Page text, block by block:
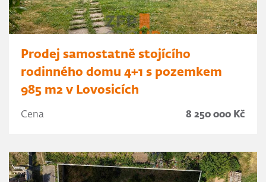
Prodej samostatně stojícího
rodinného domu 4+1 s pozemkem
985 m2 v Lovosicích
Cena 8 250 000 Kč